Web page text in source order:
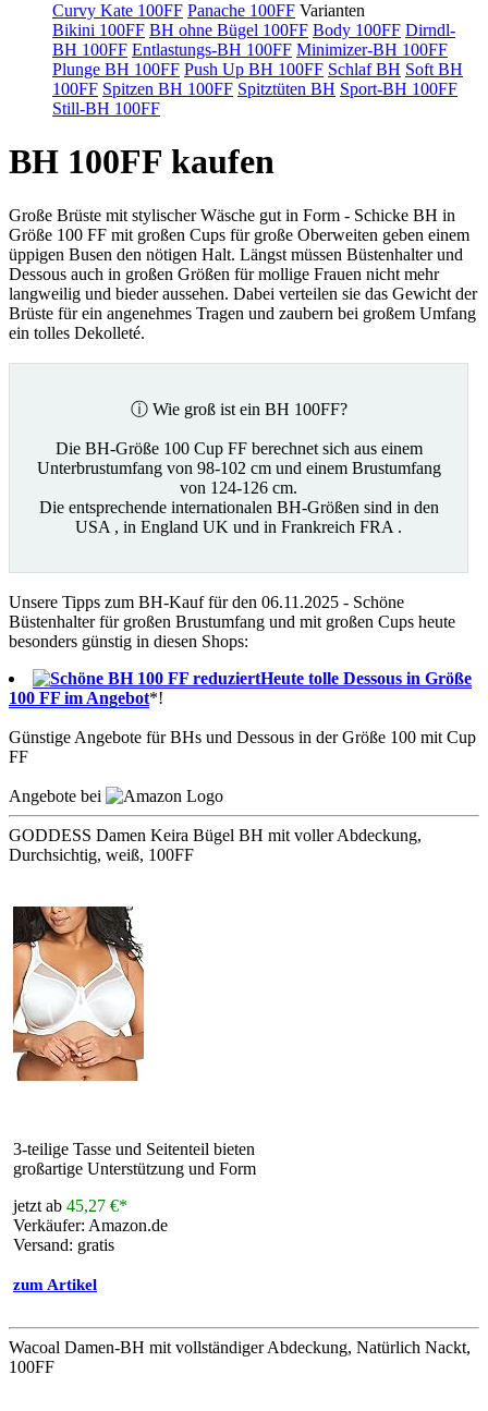
Curvy Kate 100FF Panache 100FF Varianten
Bikini 100FF BH ohne Bügel 100FF Body 100FF Dirndl-
BH 100FF Entlastungs-BH 100FF Minimizer-BH 100FF
Plunge BH 100FF Push Up BH 100FF Schlaf BH Soft BH
100FF Spitzen BH 100FF Spitztüten BH Sport-BH 100FF
Still-BH 100FF
BH 100FF kaufen
Große Brüste mit stylischer Wäsche gut in Form - Schicke BH in
Größe 100 FF mit großen Cups für große Oberweiten geben einem
üppigen Busen den nötigen Halt. Längst müssen Büstenhalter und
Dessous auch in großen Größen für mollige Frauen nicht mehr
langweilig und bieder aussehen. Dabei verteilen sie das Gewicht der
Brüste für ein angenehmes Tragen und zaubern bei großem Umfang
ein tolles Dekolleté.
ⓘ Wie groß ist ein BH 100FF?
Die BH-Größe 100 Cup FF berechnet sich aus einem
Unterbrustumfang von 98-102 cm und einem Brustumfang
von 124-126 cm.
Die entsprechende internationalen BH-Größen sind in den
USA , in England UK und in Frankreich FRA .
Unsere Tipps zum BH-Kauf für den 06.11.2025 - Schöne
Büstenhalter für großen Brustumfang und mit großen Cups heute
besonders günstig in diesen Shops:
Heute tolle Dessous in Größe
100 FF im Angebot*!
Günstige Angebote für BHs und Dessous in der Größe 100 mit Cup
FF
Angebote bei
GODDESS Damen Keira Bügel BH mit voller Abdeckung,
Durchsichtig, weiß, 100FF
3-teilige Tasse und Seitenteil bieten
großartige Unterstützung und Form
jetzt ab 45,27 €*
Verkäufer: Amazon.de
Versand: gratis
zum Artikel
Wacoal Damen-BH mit vollständiger Abdeckung, Natürlich Nackt,
100FF